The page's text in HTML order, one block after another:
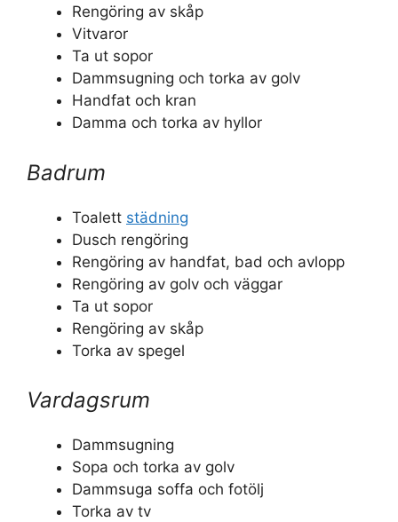
Rengöring av skåp
Vitvaror
Ta ut sopor
Dammsugning och torka av golv
Handfat och kran
Damma och torka av hyllor
Badrum
Toalett städning
Dusch rengöring
Rengöring av handfat, bad och avlopp
Rengöring av golv och väggar
Ta ut sopor
Rengöring av skåp
Torka av spegel
Vardagsrum
Dammsugning
Sopa och torka av golv
Dammsuga soffa och fotölj
Torka av tv